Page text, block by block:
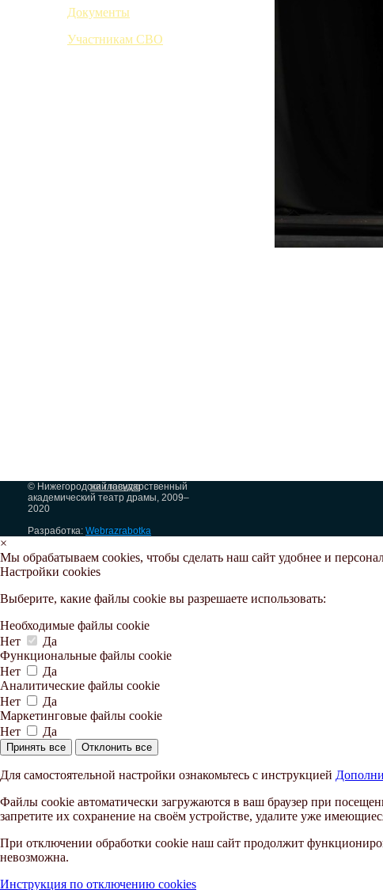
Документы
Участникам СВО
на главную
© Нижегородский государственный
академический театр драмы, 2009–
2020
Разработка: Webrazrabotka
×
Мы обрабатываем cookies, чтобы сделать наш сайт удобнее и
Настройки cookies
Выберите, какие файлы cookie вы разрешаете использовать:
Необходимые файлы cookie
Нет
Да
Функциональные файлы cookie
Нет
Да
Аналитические файлы cookie
Нет
Да
Маркетинговые файлы cookie
Нет
Да
Принять все Отклонить все
Для самостоятельной настройки ознакомьтесь с инструкцией
Файлы cookie автоматически загружаются в ваш браузер при
запретите их сохранение на своём устройстве, удалите уже
При отключении обработки cookie наш сайт продолжит
невозможна.
Инструкция по отключению cookies